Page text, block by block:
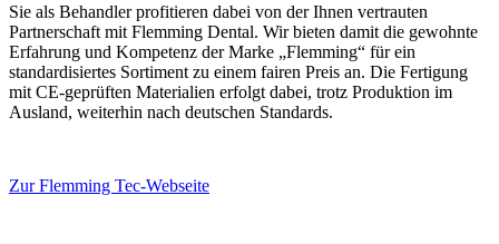
Sie als Behandler profitieren dabei von der Ihnen vertrauten
Partnerschaft mit Flemming Dental. Wir bieten damit die gewohnte
Erfahrung und Kompetenz der Marke „Flemming“ für ein
standardisiertes Sortiment zu einem fairen Preis an. Die Fertigung
mit CE-geprüften Materialien erfolgt dabei, trotz Produktion im
Ausland, weiterhin nach deutschen Standards.
Zur Flemming Tec-Webseite